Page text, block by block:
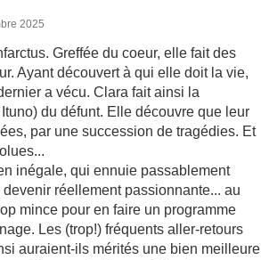
2025
Greffée du coeur, elle fait des
Ayant découvert à qui elle doit la vie,
a vécu. Clara fait ainsi la
du défunt. Elle découvre que leur
par une succession de tragédies. Et
inégale, qui ennuie passablement
réellement passionnante... au
mince pour en faire un programme
Les (trop!) fréquents aller-retours
auraient-ils mérités une bien meilleure